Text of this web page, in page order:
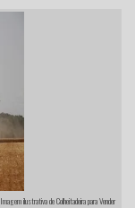
Imagem ilustrativa de Colheitadeira para Vender